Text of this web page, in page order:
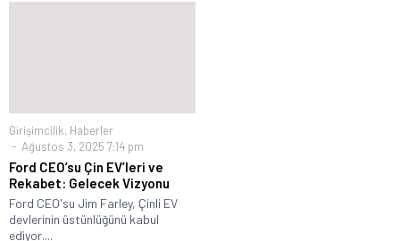
Girişimcilik, Haberler
Ağustos 3, 2025 7:14 pm
Ford CEO’su Çin EV’leri ve
Rekabet: Gelecek Vizyonu
Ford CEO'su Jim Farley, Çinli EV
devlerinin üstünlüğünü kabul
ediyor....